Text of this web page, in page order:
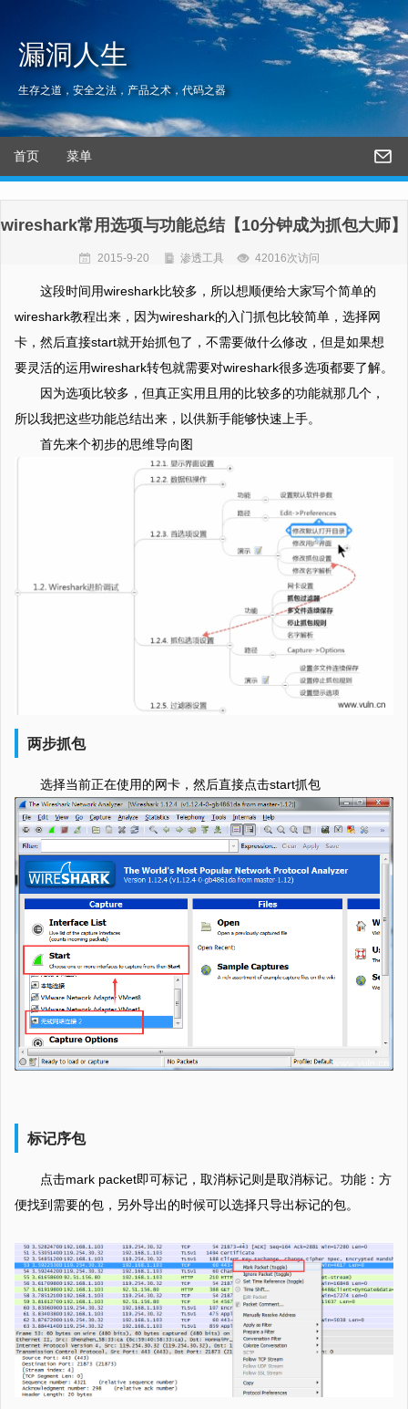
漏洞人生
生存之道，安全之法，产品之术，代码之器
首页 菜单
wireshark常用选项与功能总结【10分钟成为抓包大师】
2015-9-20 渗透工具 42016次访问
这段时间用wireshark比较多，所以想顺便给大家写个简单的
wireshark教程出来，因为wireshark的入门抓包比较简单，选择网
卡，然后直接start就开始抓包了，不需要做什么修改，但是如果想
要灵活的运用wireshark转包就需要对wireshark很多选项都要了解。
因为选项比较多，但真正实用且用的比较多的功能就那几个，
所以我把这些功能总结出来，以供新手能够快速上手。
首先来个初步的思维导向图
两步抓包
选择当前正在使用的网卡，然后直接点击start抓包
标记序包
点击mark packet即可标记，取消标记则是取消标记。功能：方
便找到需要的包，另外导出的时候可以选择只导出标记的包。